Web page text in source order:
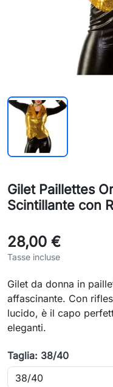
Gilet Paillettes
Scintillante con
28,00 €
Tasse incluse
Gilet da donna in
affascinante. Con
lucido, è il capo
eleganti.
Taglia: 38/40